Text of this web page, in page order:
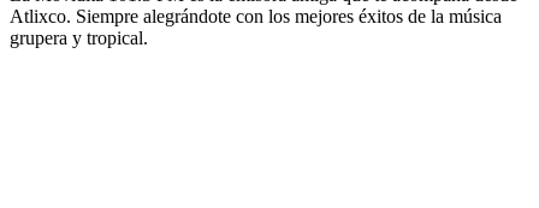
Atlixco. Siempre alegrándote con los mejores éxitos de la música
grupera y tropical.